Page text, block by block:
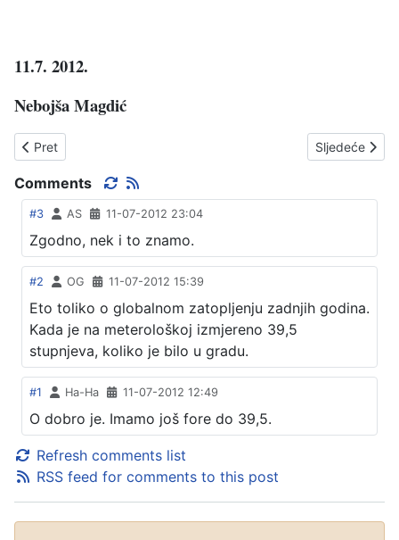
11.7. 2012.
Nebojša Magdić
Prethodni članak: PARKOVI - KAKO TO RADE KARLOVČANI
Pret Sljedeći
Sljedeće
Comments
#3 AS 11-07-2012 23:04
Zgodno, nek i to znamo.
#2 OG 11-07-2012 15:39
Eto toliko o globalnom zatopljenju zadnjih godina.
Kada je na meterološkoj izmjereno 39,5
stupnjeva, koliko je bilo u gradu.
#1 Ha-Ha 11-07-2012 12:49
O dobro je. Imamo još fore do 39,5.
Refresh comments list
RSS feed for comments to this post